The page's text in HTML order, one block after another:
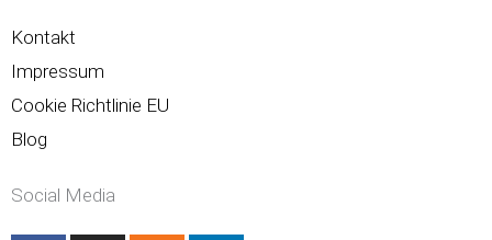
Kontakt
Impressum
Cookie Richtlinie EU
Blog
Social Media